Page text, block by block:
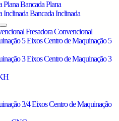
PlanaBancada Plana
InclinadaBancada Inclinada
Fresadora Convencional
5 EixosCentro de Maquinação 5
3 EixosCentro de Maquinação 3
3/4 EixosCentro de Maquinação